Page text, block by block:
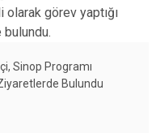
Sinop Programı
Bulundu